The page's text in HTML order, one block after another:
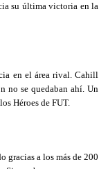
su última victoria en la
en el área rival. Cahill
no se quedaban ahí. Un
Héroes de FUT.
gracias a los más de 200